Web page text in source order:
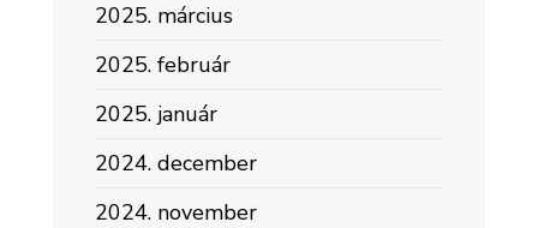
2025. március
2025. február
2025. január
2024. december
2024. november